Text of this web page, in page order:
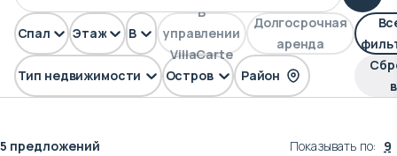
Тип недвижимости Остров Район
Спален Этажей Вид
В
управлении
VillaCarte
Долгосрочная
аренда
5 предложений Показывать по: 9